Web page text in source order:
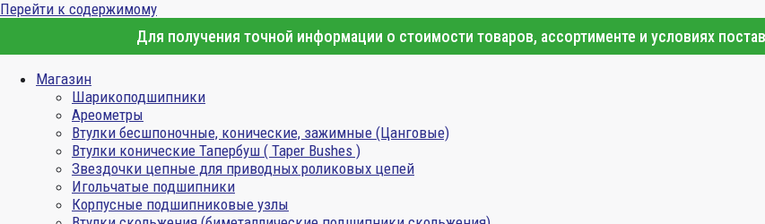
Перейти к содержимому
Для получения точной информации о стоимости товаров, ассортименте и условиях
Магазин
Шарикоподшипники
Ареометры
Втулки бесшпоночные, конические, зажимные (Цанговые)
Втулки конические Тапербуш ( Taper Bushes )
Звездочки цепные для приводных роликовых цепей
Игольчатые подшипники
Корпусные подшипниковые узлы